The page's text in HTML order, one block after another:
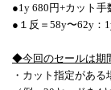
●1y 680円+カット手
●１反＝58y〜62y：
◆今回のセールは期
・カット指定がある